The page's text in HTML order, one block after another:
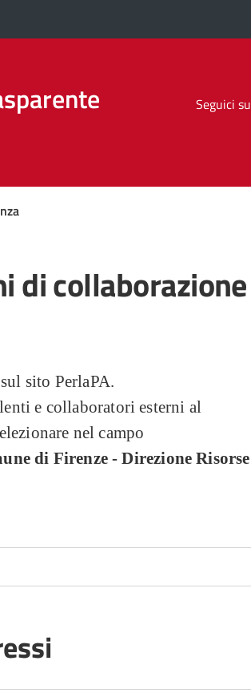
Seguici su
di collaborazione
sito PerlaPA.
e collaboratori esterni al
nel campo
di Firenze - Direzione Risorse